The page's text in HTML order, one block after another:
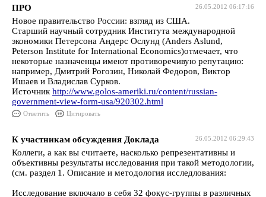
26.05.2012 06:17:16
ПРО
Новое правительство России: взгляд из США.
Старший научный сотрудник Института международной
экономики Петерсона Андерс Ослунд (Anders Aslund,
Peterson Institute for International Economics)отмечает, что
некоторые назначенцы имеют противоречивую репутацию:
например, Дмитрий Рогозин, Николай Федоров, Виктор
Ишаев и Владислав Сурков.
Источник http://www.golos-ameriki.ru/content/russian-
government-view-form-usa/920302.html
Ответить Цитировать
26.05.2012 06:29:43
К участникам обсуждения Доклада
Коллеги, а как вы считаете, насколько репрезентативны и
объективны результаты исследования при такой методологии,
(см. раздел 1. Описание и методология исследлования:
Исследование включало в себя 32 фокус-группы в различных